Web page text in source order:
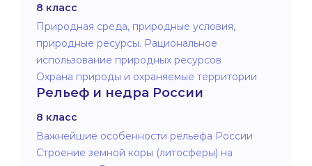
8 класс
Природная среда, природные условия,
природные ресурсы. Рациональное
использование природных ресурсов
Охрана природы и охраняемые территории
Рельеф и недра России
8 класс
Важнейшие особенности рельефа России
Строение земной коры (литосферы) на